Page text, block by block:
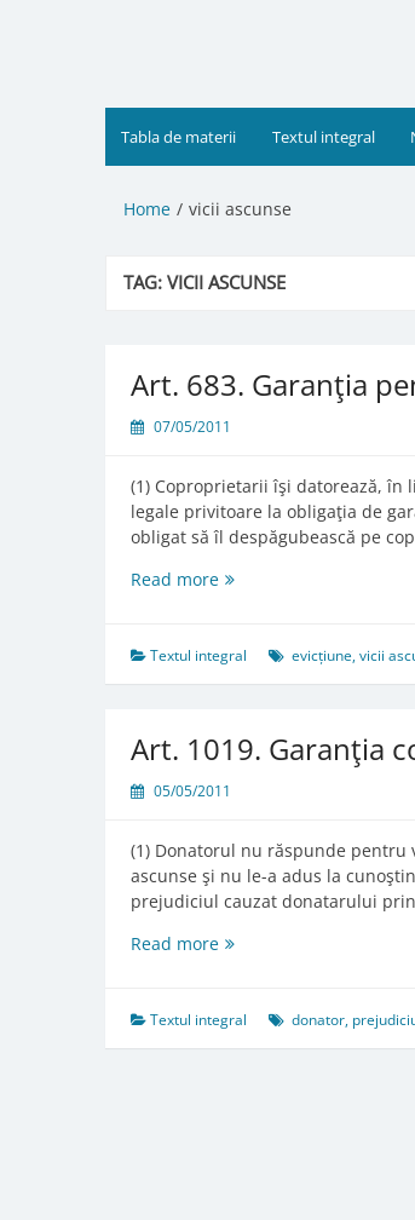
Tabla de materii Textul integral
Home vicii ascunse
TAG:VICII ASCUNSE
Art. 683. Garanţia
07/05/2011
(1) Coproprietarii îşi datorează,
legale privitoare la obligaţia de
obligat să îl despăgubească pe
Read moreArt.
pentru
evicţiune
ascunse
Textul integral evicțiune,vicii
Art. 1019. Garanţia
05/05/2011
(1) Donatorul nu răspunde pentru
ascunse şi nu le-a adus la
prejudiciul cauzat donatarului
Read moreArt.
contra
viciilor
Textul integral donator,